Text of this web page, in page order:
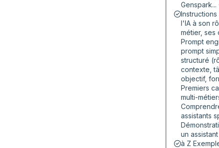
Genspark...
l'IA à son
métier, ses
Prompt
prompt
structuré
contexte,
objectif,
Premiers
multi-
assistants
un
à Z